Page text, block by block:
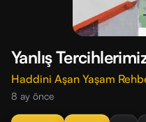
Yanlış
Haddini Aşan Yaşam
8 ay önce